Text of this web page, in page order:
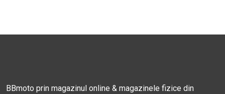
BBmoto prin magazinul online & magazinele fizice din